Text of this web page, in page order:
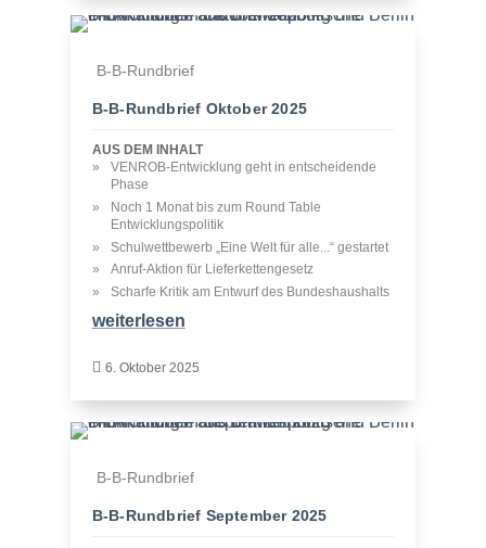
B-B-Rundbrief
B‑B-Rundbrief Oktober 2025
AUS DEM INHALT
VENROB-Entwicklung geht in entscheidende
Phase
Noch 1 Monat bis zum Round Table
Entwicklungspolitik
Schulwettbewerb „Eine Welt für alle...“ gestartet
Anruf-Aktion für Lieferkettengesetz
Scharfe Kritik am Entwurf des Bundeshaushalts
weiterlesen
 6. Oktober 2025
B-B-Rundbrief
B‑B-Rundbrief September 2025